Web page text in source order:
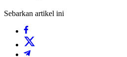
Sebarkan artikel ini